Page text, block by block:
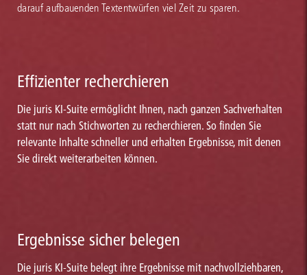
darauf aufbauenden Textentwürfen viel Zeit zu sparen.
Effizienter recherchieren
Die juris KI-Suite ermöglicht Ihnen, nach ganzen Sachverhalten
statt nur nach Stichworten zu recherchieren. So finden Sie
relevante Inhalte schneller und erhalten Ergebnisse, mit denen
Sie direkt weiterarbeiten können.
Ergebnisse sicher belegen
Die juris KI-Suite belegt ihre Ergebnisse mit nachvollziehbaren,